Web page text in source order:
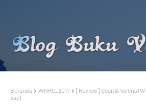
Beranda WNRC_2017
[Review] Sean & Valeria
say)